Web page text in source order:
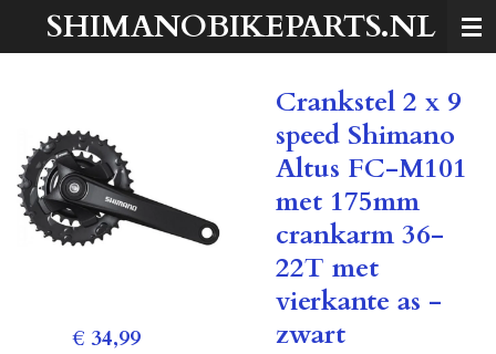
SHIMANOBIKEPARTS.NL
Crankstel 2 x 9
speed Shimano
Altus FC-M101
met 175mm
crankarm 36-
22T met
vierkante as -
zwart
€ 34,99